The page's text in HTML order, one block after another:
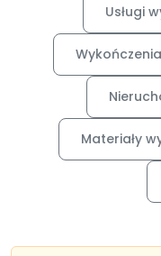
Usługi
Materiały